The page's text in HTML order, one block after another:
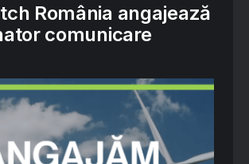
România angajează
comunicare